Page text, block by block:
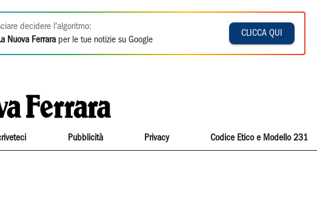
decidere l'algoritmo:
Nuova Ferrara per le tue notizie su Google
CLICCA QUI
Pubblicità Privacy Codice Etico e Modello 231